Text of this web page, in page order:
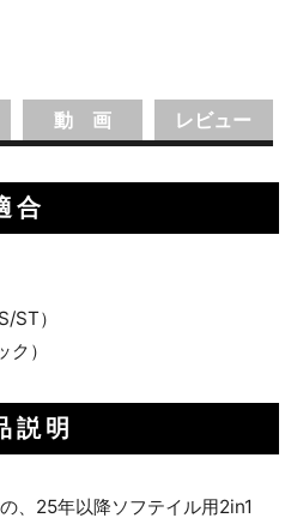
動 画 レビュー
合
ST）
）
説明
、25年以降ソフテイル用2in1